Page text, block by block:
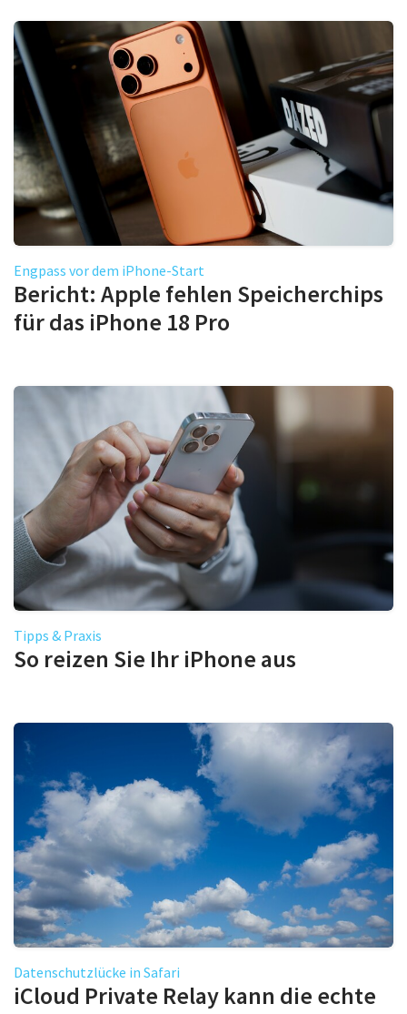
Engpass vor dem iPhone-Start
Bericht: Apple fehlen Speicherchips
für das iPhone 18 Pro
Tipps & Praxis
So reizen Sie Ihr iPhone aus
Datenschutzlücke in Safari
iCloud Private Relay kann die echte